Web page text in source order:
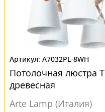
A7032PL-8WH
Потолочная люстра
древесная
Arte Lamp (Италия)